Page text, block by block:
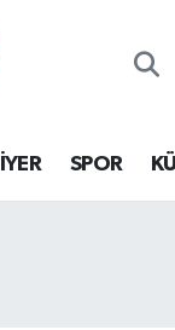
SPOR